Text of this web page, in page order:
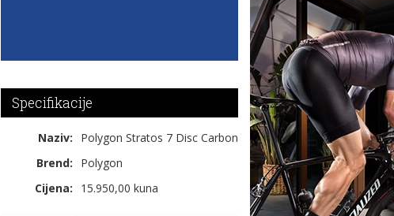
Specifikacije
Naziv:
Polygon Stratos 7 Disc Carbon
Brend:
Polygon
Cijena:
15.950,00 kuna